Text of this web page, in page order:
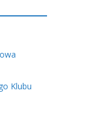
Klubu